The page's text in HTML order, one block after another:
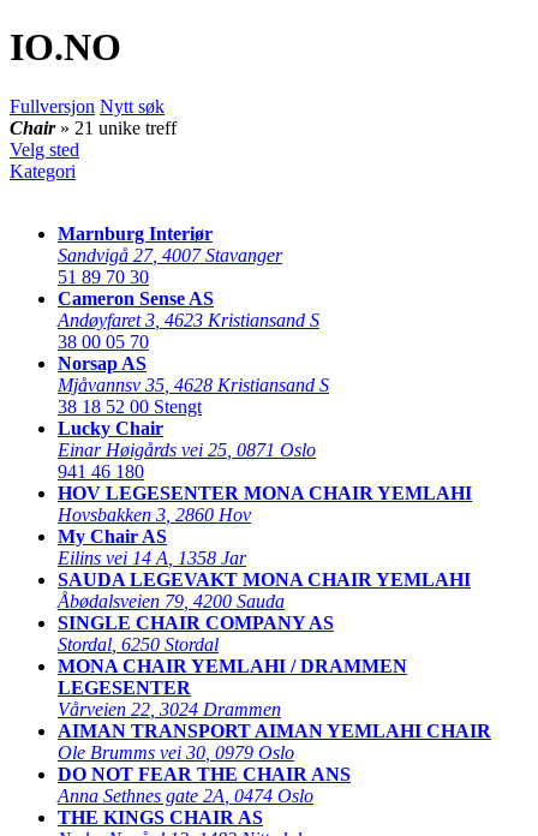
IO.NO
Fullversjon Nytt søk
Chair » 21 unike treff
Velg sted
Kategori
Marnburg Interiør
Sandvigå 27, 4007 Stavanger
51 89 70 30
Cameron Sense AS
Andøyfaret 3 4623 Kristiansand S
38 00 05 70
Norsap AS
Mjåvannsv 35 4628 Kristiansand S
38 18 52 00 Stengt
Lucky Chair
Einar Høigårds vei 25 0871 Oslo
941 46 180
HOV LEGESENTER MONA CHAIR YEMLAHI
Hovsbakken 3 2860 Hov
My Chair AS
Eilins vei 14 A
1358 Jar
SAUDA LEGEVAKT MONA CHAIR YEMLAHI
Åbødalsveien 79 4200 Sauda
SINGLE CHAIR COMPANY AS
Stordal 6250 Stordal
MONA CHAIR YEMLAHI / DRAMMEN
LEGESENTER
Vårveien 22 3024 Drammen
AIMAN TRANSPORT AIMAN YEMLAHI CHAIR
Ole Brumms vei 30 0979 Oslo
DO NOT FEAR THE CHAIR ANS
Anna Sethnes gate 2A 0474 Oslo
THE KINGS CHAIR AS